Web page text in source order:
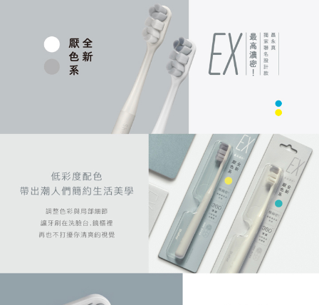
てAFTEEにご提供いただく、またはAFTEEにあなたの個人情報の収集、処
理、利用を許可することににご同意いただけない場合は、当サービスを選
択しないでください。